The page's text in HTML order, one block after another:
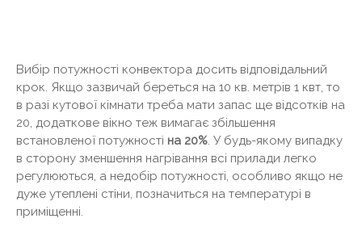
Вибір потужності конвектора досить відповідальний
крок. Якщо зазвичай береться на 10 кв. метрів 1 квт, то
в разі кутової кімнати треба мати запас ще відсотків на
20, додаткове вікно теж вимагає збільшення
встановленої потужності на 20%. У будь-якому випадку
в сторону зменшення нагрівання всі прилади легко
регулюються, а недобір потужності, особливо якщо не
дуже утеплені стіни, позначиться на температурі в
приміщенні.